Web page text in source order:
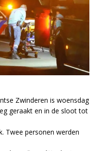
Zwinderen is woensdag
geraakt en in de sloot tot
Twee personen werden